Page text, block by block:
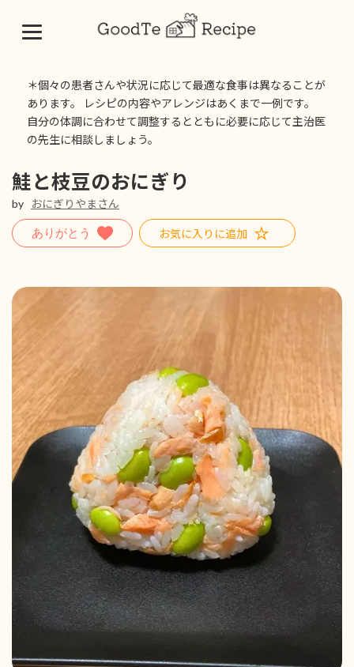
＊個々の患者さんや状況に応じて最適な食事は異なることが
あります。 レシピの内容やアレンジはあくまで一例です。
自分の体調に合わせて調整するとともに必要に応じて主治医
の先生に相談しましょう。
鮭と枝豆のおにぎり
by おにぎりやまさん
お気に入りに追加